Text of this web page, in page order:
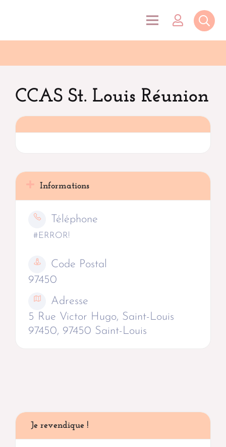
CCAS St. Louis Réunion
Informations
Téléphone
#ERROR!
Code Postal
97450
Adresse
5 Rue Victor Hugo, Saint-Louis
97450, 97450 Saint-Louis
Je revendique !